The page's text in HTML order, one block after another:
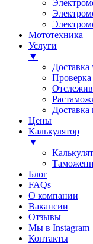
Мототехника
Услуги
▼
Доставка
Проверка
Доставка
Цены
Калькулятор
▼
Блог
FAQs
О компании
Вакансии
Отзывы
Мы в Instagram
Контакты